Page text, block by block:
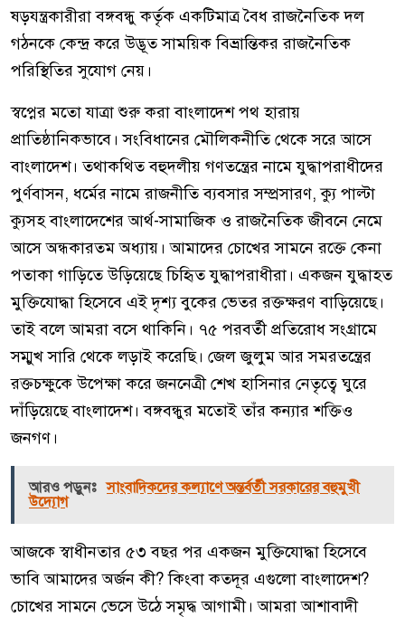
ষড়যন্ত্রকারীরা বঙ্গবন্ধু কর্তৃক একটিমাত্র বৈধ রাজনৈতিক দল
গঠনকে কেন্দ্র করে উদ্ভূত সাময়িক বিভ্রান্তিকর রাজনৈতিক
পরিস্থিতির সুযোগ নেয়।
স্বপ্নের মতো যাত্রা শুরু করা বাংলাদেশ পথ হারায়
প্রাতিষ্ঠানিকভাবে। সংবিধানের মৌলিকনীতি থেকে সরে আসে
বাংলাদেশ। তথাকথিত বহুদলীয় গণতন্ত্রের নামে যুদ্ধাপরাধীদের
পুর্ণবাসন, ধর্মের নামে রাজনীতি ব্যবসার সম্প্রসারণ, ক্যু পাল্টা
ক্যুসহ বাংলাদেশের আর্থ-সামাজিক ও রাজনৈতিক জীবনে নেমে
আসে অন্ধকারতম অধ্যায়। আমাদের চোখের সামনে রক্তে কেনা
পতাকা গাড়িতে উড়িয়েছে চিহিৃত যুদ্ধাপরাধীরা। একজন যুদ্ধাহত
মুক্তিযোদ্ধা হিসেবে এই দৃশ্য বুকের ভেতর রক্তক্ষরণ বাড়িয়েছে।
তাই বলে আমরা বসে থাকিনি। ৭৫ পরবর্তী প্রতিরোধ সংগ্রামে
সম্মুখ সারি থেকে লড়াই করেছি। জেল জুলুম আর সমরতন্ত্রের
রক্তচক্ষুকে উপেক্ষা করে জননেত্রী শেখ হাসিনার নেতৃত্বে ঘুরে
দাঁড়িয়েছে বাংলাদেশ। বঙ্গবন্ধুর মতোই তাঁর কন্যার শক্তিও
জনগণ।
আরও পড়ুনঃ সাংবাদিকদের কল্যাণে অন্তর্বর্তী সরকারের বহুমুখী
উদ্যোগ
আজকে স্বাধীনতার ৫৩ বছর পর একজন মুক্তিযোদ্ধা হিসেবে
ভাবি আমাদের অর্জন কী? কিংবা কতদূর এগুলো বাংলাদেশ?
চোখের সামনে ভেসে উঠে সমৃদ্ধ আগামী। আমরা আশাবাদী